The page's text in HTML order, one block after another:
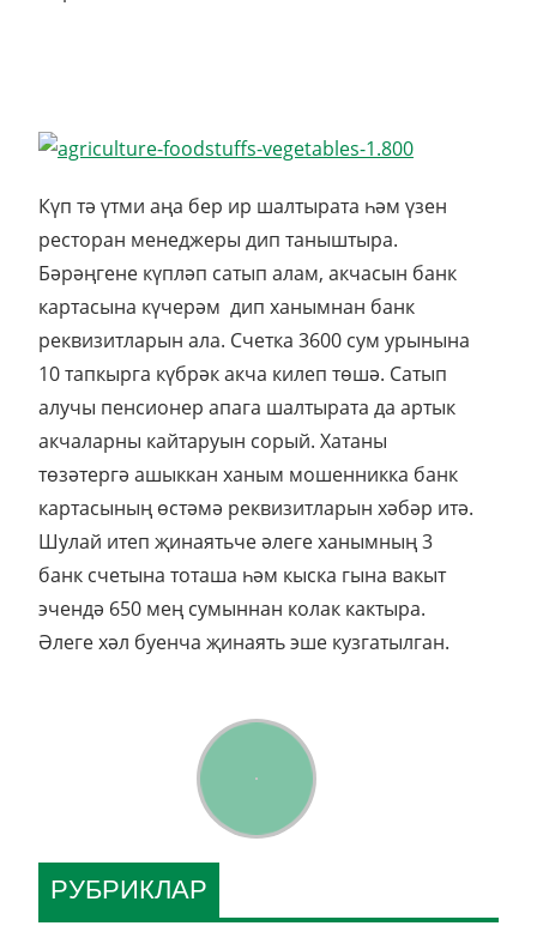
Күп тә үтми аңа бер ир шалтырата һәм үзен
ресторан менеджеры дип таныштыра.
Бәрәңгене күпләп сатып алам, акчасын банк
картасына күчерәм дип ханымнан банк
реквизитларын ала. Счетка 3600 сум урынына
10 тапкырга күбрәк акча килеп төшә. Сатып
алучы пенсионер апага шалтырата да артык
акчаларны кайтаруын сорый. Хатаны
төзәтергә ашыккан ханым мошенникка банк
картасының өстәмә реквизитларын хәбәр итә.
Шулай итеп җинаятьче әлеге ханымның 3
банк счетына тоташа һәм кыска гына вакыт
эчендә 650 мең сумыннан колак кактыра.
Әлеге хәл буенча җинаять эше кузгатылган.
РУБРИКЛАР